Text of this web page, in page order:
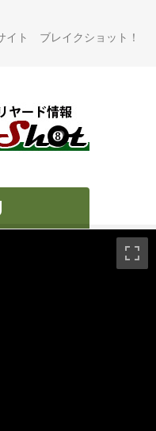
イト ブレイクショット！